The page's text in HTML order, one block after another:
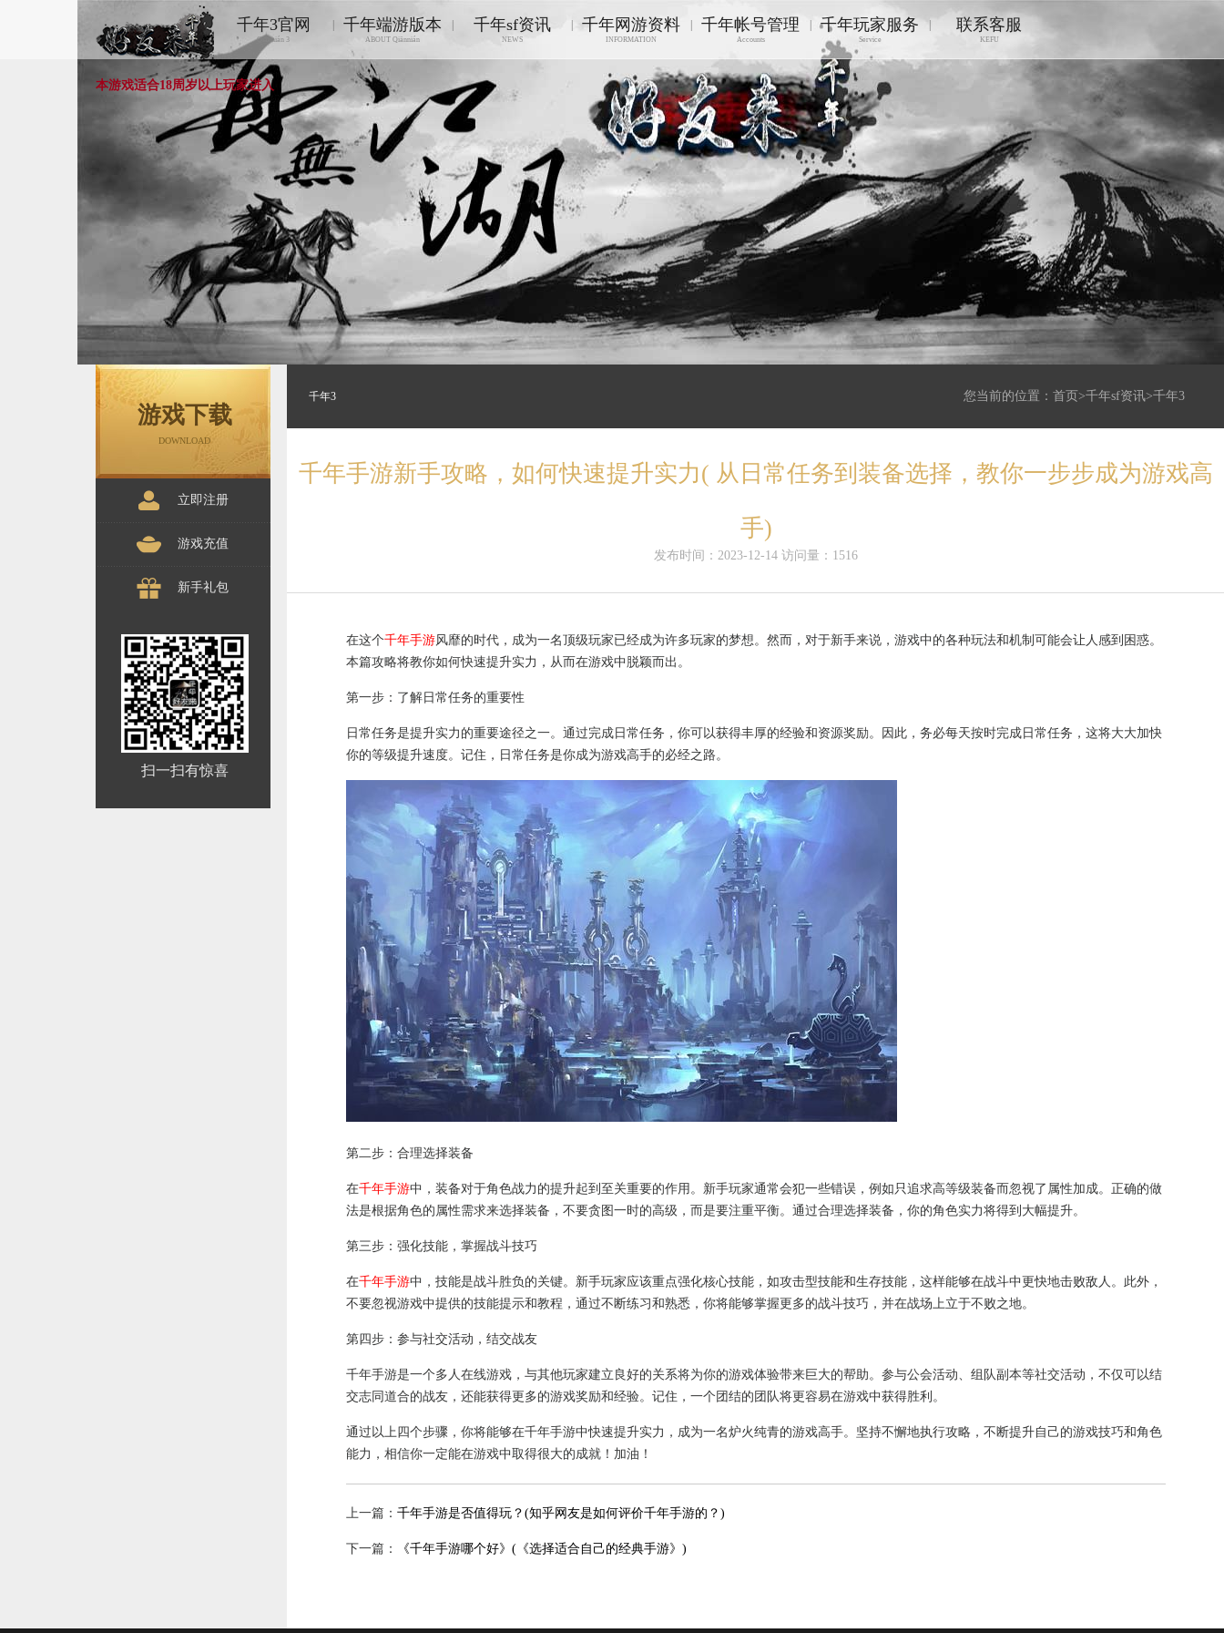
千年3官网
Qiānnián 3
千年端游版本
ABOUT Qiānnián
千年sf资讯
NEWS
千年网游资料
INFORMATION
千年帐号管理
Accounts
千年玩家服务
Service
联系客服
KEFU
本游戏适合18周岁以上玩家进入
游戏下载
DOWNLOAD
立即注册
游戏充值
新手礼包
扫一扫有惊喜
千年3 您当前的位置： 首页 >千年sf资讯>千年3
千年手游新手攻略，如何快速提升实力( 从日常任务到装备选择，教你一步步成为游戏高
手)
发布时间：2023-12-14 访问量：1516
在这个千年手游风靡的时代，成为一名顶级玩家已经成为许多玩家的梦想。然而，对于新手来说，游戏中的各种玩法和机制可能会让人感到困惑。
本篇攻略将教你如何快速提升实力，从而在游戏中脱颖而出。
第一步：了解日常任务的重要性
日常任务是提升实力的重要途径之一。通过完成日常任务，你可以获得丰厚的经验和资源奖励。因此，务必每天按时完成日常任务，这将大大加快
你的等级提升速度。记住，日常任务是你成为游戏高手的必经之路。
第二步：合理选择装备
在千年手游中，装备对于角色战力的提升起到至关重要的作用。新手玩家通常会犯一些错误，例如只追求高等级装备而忽视了属性加成。正确的做
法是根据角色的属性需求来选择装备，不要贪图一时的高级，而是要注重平衡。通过合理选择装备，你的角色实力将得到大幅提升。
第三步：强化技能，掌握战斗技巧
在千年手游中，技能是战斗胜负的关键。新手玩家应该重点强化核心技能，如攻击型技能和生存技能，这样能够在战斗中更快地击败敌人。此外，
不要忽视游戏中提供的技能提示和教程，通过不断练习和熟悉，你将能够掌握更多的战斗技巧，并在战场上立于不败之地。
第四步：参与社交活动，结交战友
千年手游是一个多人在线游戏，与其他玩家建立良好的关系将为你的游戏体验带来巨大的帮助。参与公会活动、组队副本等社交活动，不仅可以结
交志同道合的战友，还能获得更多的游戏奖励和经验。记住，一个团结的团队将更容易在游戏中获得胜利。
通过以上四个步骤，你将能够在千年手游中快速提升实力，成为一名炉火纯青的游戏高手。坚持不懈地执行攻略，不断提升自己的游戏技巧和角色
能力，相信你一定能在游戏中取得很大的成就！加油！
上一篇： 千年手游是否值得玩？(知乎网友是如何评价千年手游的？)
下一篇： 《千年手游哪个好》(《选择适合自己的经典手游》)